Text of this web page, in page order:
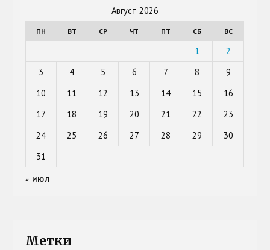
Август 2026
ПН ВТ СР ЧТ ПТ СБ ВС
1
2
3
4 5 6 7 8
9
10
11 12 13 14 15
16
17
18 19 20 21 22
23
24
25 26 27 28 29
30
31
« ИЮЛ
Метки